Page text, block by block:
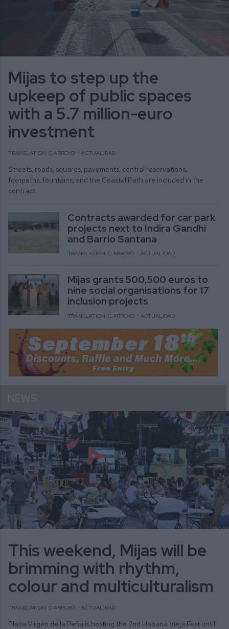
Mijas to step up the
upkeep of public spaces
with a 5.7 million-euro
investment
TRANSLATION: C.ARROYO ACTUALIDAD
Streets, roads, squares, pavements, central reservations,
footpaths, fountains, and the Coastal Path are included in the
contract
Contracts awarded for car park
projects next to Indira Gandhi
and Barrio Santana
TRANSLATION: C.ARROYO ACTUALIDAD
Mijas grants 500,500 euros to
nine social organisations for 17
inclusion projects
TRANSLATION: C.ARROYO ACTUALIDAD
This weekend, Mijas will be
brimming with rhythm,
colour and multiculturalism
TRANSLATION: C.ARROYO ACTUALIDAD
Plaza Virgen de la Peña is hosting the 2nd Habana Vieja Fest until